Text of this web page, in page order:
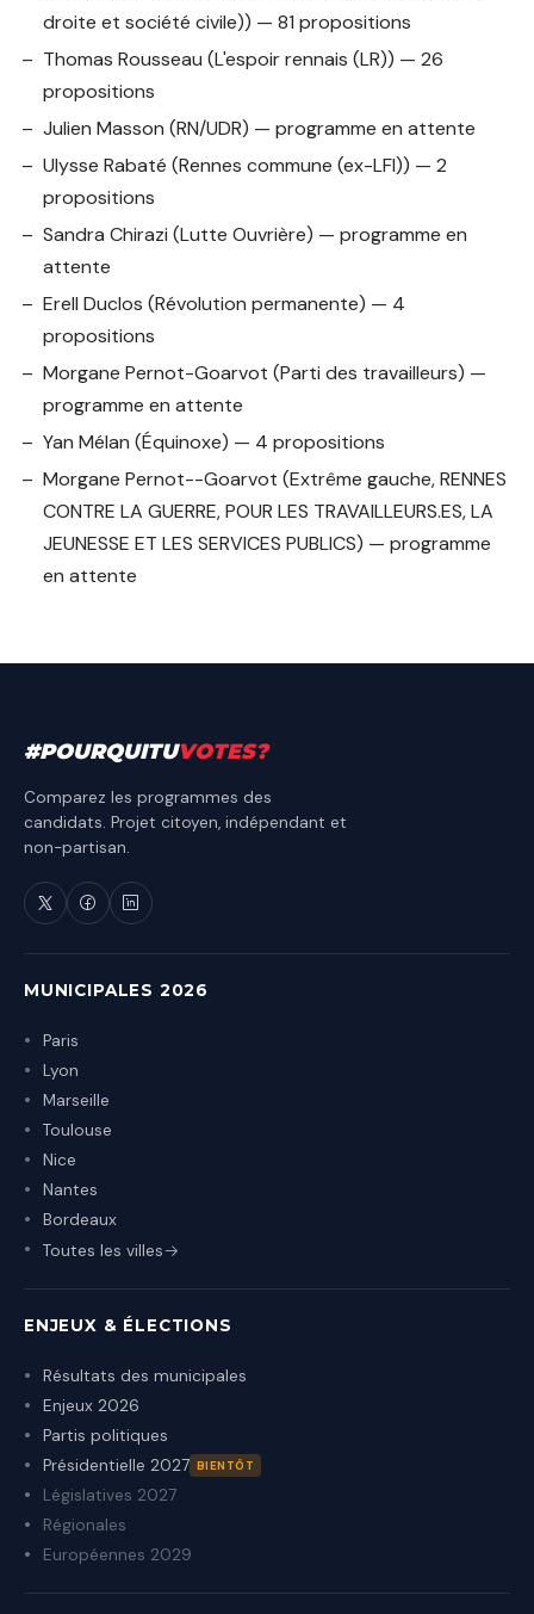
droite et société civile)) — 81 propositions
Thomas Rousseau (L'espoir rennais (LR)) — 26
propositions
Julien Masson (RN/UDR) — programme en attente
Ulysse Rabaté (Rennes commune (ex-LFI)) — 2
propositions
Sandra Chirazi (Lutte Ouvrière) — programme en
attente
Erell Duclos (Révolution permanente) — 4
propositions
Morgane Pernot-Goarvot (Parti des travailleurs) —
programme en attente
Yan Mélan (Équinoxe) — 4 propositions
Morgane Pernot--Goarvot (Extrême gauche, RENNES
CONTRE LA GUERRE, POUR LES TRAVAILLEURS.ES, LA
JEUNESSE ET LES SERVICES PUBLICS) — programme
en attente
#POURQUITUVOTES?
Comparez les programmes des
candidats. Projet citoyen, indépendant et
non-partisan.
MUNICIPALES 2026
Paris
Lyon
Marseille
Toulouse
Nice
Nantes
Bordeaux
Toutes les villes
ENJEUX & ÉLECTIONS
Résultats des municipales
Enjeux 2026
Partis politiques
Présidentielle 2027 BIENTÔT
Législatives 2027
Régionales
Européennes 2029